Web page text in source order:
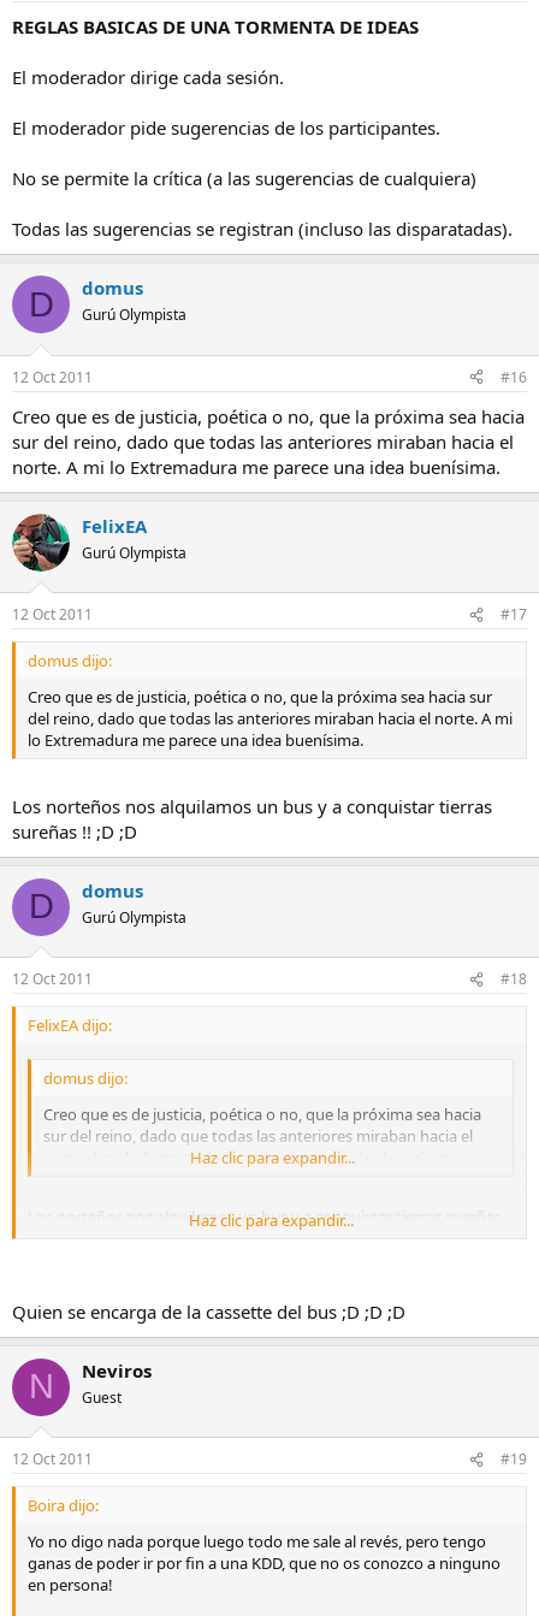
REGLAS BASICAS DE UNA TORMENTA DE IDEAS
El moderador dirige cada sesión.
El moderador pide sugerencias de los participantes.
No se permite la crítica (a las sugerencias de cualquiera)
Todas las sugerencias se registran (incluso las disparatadas).
D domus
Gurú Olympista
12 Oct 2011 #16
Creo que es de justicia, poética o no, que la próxima sea hacia
sur del reino, dado que todas las anteriores miraban hacia el
norte. A mi lo Extremadura me parece una idea buenísima.
FelixEA
Gurú Olympista
12 Oct 2011 #17
domus dijo:
Creo que es de justicia, poética o no, que la próxima sea hacia sur
del reino, dado que todas las anteriores miraban hacia el norte. A mi
lo Extremadura me parece una idea buenísima.
Los norteños nos alquilamos un bus y a conquistar tierras
sureñas !! ;D ;D
D domus
Gurú Olympista
12 Oct 2011 #18
FelixEA dijo:
domus dijo:
Creo que es de justicia, poética o no, que la próxima sea hacia
sur del reino, dado que todas las anteriores miraban hacia el
norte. A mi lo Extremadura me parece una idea buenísima.
Haz clic para expandir...
Los norteños nos alquilamos un bus y a conquistar tierras sureñas
!! ;D ;D
Haz clic para expandir...
Quien se encarga de la cassette del bus ;D ;D ;D
N Neviros
Guest
12 Oct 2011 #19
Boira dijo:
Yo no digo nada porque luego todo me sale al revés, pero tengo
ganas de poder ir por fin a una KDD, que no os conozco a ninguno
en persona!